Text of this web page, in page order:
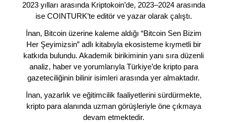
2023 yılları arasında Kriptokoin’de, 2023–2024 arasında
ise COINTURK’te editör ve yazar olarak çalıştı.
İnan, Bitcoin üzerine kaleme aldığı “Bitcoin Sen Bizim
Her Şeyimizsin” adlı kitabıyla ekosisteme kıymetli bir
katkıda bulundu. Akademik birikiminin yanı sıra düzenli
analiz, haber ve yorumlarıyla Türkiye’de kripto para
gazeteciliğinin bilinir isimleri arasında yer almaktadır.
İnan, yazarlık ve eğitimcilik faaliyetlerini sürdürmekte,
kripto para alanında uzman görüşleriyle öne çıkmaya
devam etmektedir.